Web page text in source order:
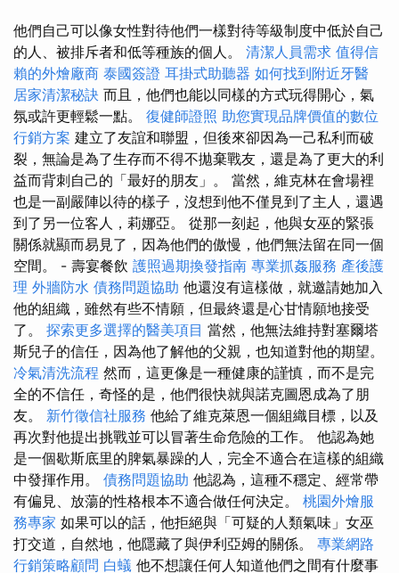
他們自己可以像女性對待他們一樣對待等級制度中低於自己
的人、被排斥者和低等種族的個人。 清潔人員需求 值得信
賴的外燴廠商 泰國簽證 耳掛式助聽器 如何找到附近牙醫
居家清潔秘訣 而且，他們也能以同樣的方式玩得開心，氣
氛或許更輕鬆一點。 復健師證照 助您實現品牌價值的數位
行銷方案 建立了友誼和聯盟，但後來卻因為一己私利而破
裂，無論是為了生存而不得不拋棄戰友，還是為了更大的利
益而背刺自己的「最好的朋友」。 當然，維克林在會場裡
也是一副嚴陣以待的樣子，沒想到他不僅見到了主人，還遇
到了另一位客人，莉娜亞。 從那一刻起，他與女巫的緊張
關係就顯而易見了，因為他們的傲慢，他們無法留在同一個
空間。 - 壽宴餐飲 護照過期換發指南 專業抓姦服務 產後護
理 外牆防水 債務問題協助 他還沒有這樣做，就邀請她加入
他的組織，雖然有些不情願，但最終還是心甘情願地接受
了。 探索更多選擇的醫美項目 當然，他無法維持對塞爾塔
斯兒子的信任，因為他了解他的父親，也知道對他的期望。
冷氣清洗流程 然而，這更像是一種健康的謹慎，而不是完
全的不信任，奇怪的是，他們很快就與諾克圖恩成為了朋
友。 新竹徵信社服務 他給了維克萊恩一個組織目標，以及
再次對他提出挑戰並可以冒著生命危險的工作。 他認為她
是一個歇斯底里的脾氣暴躁的人，完全不適合在這樣的組織
中發揮作用。 債務問題協助 他認為，這種不穩定、經常帶
有偏見、放蕩的性格根本不適合做任何決定。 桃園外燴服
務專家 如果可以的話，他拒絕與「可疑的人類氣味」女巫
打交道，自然地，他隱藏了與伊利亞姆的關係。 專業網路
行銷策略顧問 白蟻 他不想讓任何人知道他們之間有什麼事